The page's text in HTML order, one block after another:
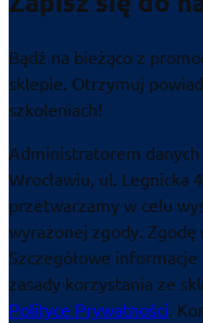
Bądź na bieżąco z
sklepie. Otrzymuj
szkoleniach!
Administratorem danych
Wrocławiu, ul. Legnicka
przetwarzamy w celu
wyrażonej zgody.
Szczegółowe
zasady korzystania ze
Polityce Prywatności.